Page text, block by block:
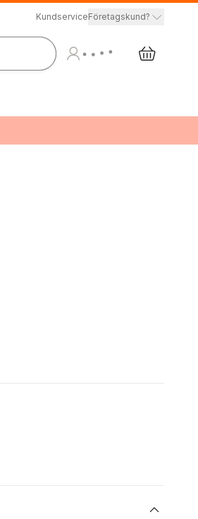
KundserviceFöretagskund?